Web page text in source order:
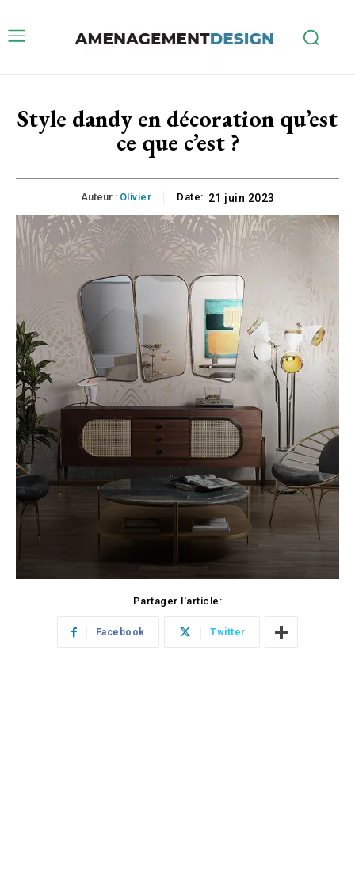
Style dandy en décoration qu’est
ce que c’est ?
Auteur : Olivier Date: 21 juin 2023
Partager l'article:
Facebook Twitter